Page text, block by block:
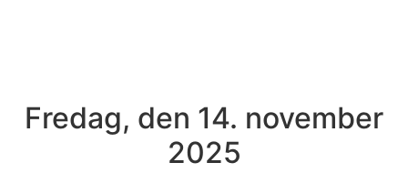
Fredag, den 14. november
2025